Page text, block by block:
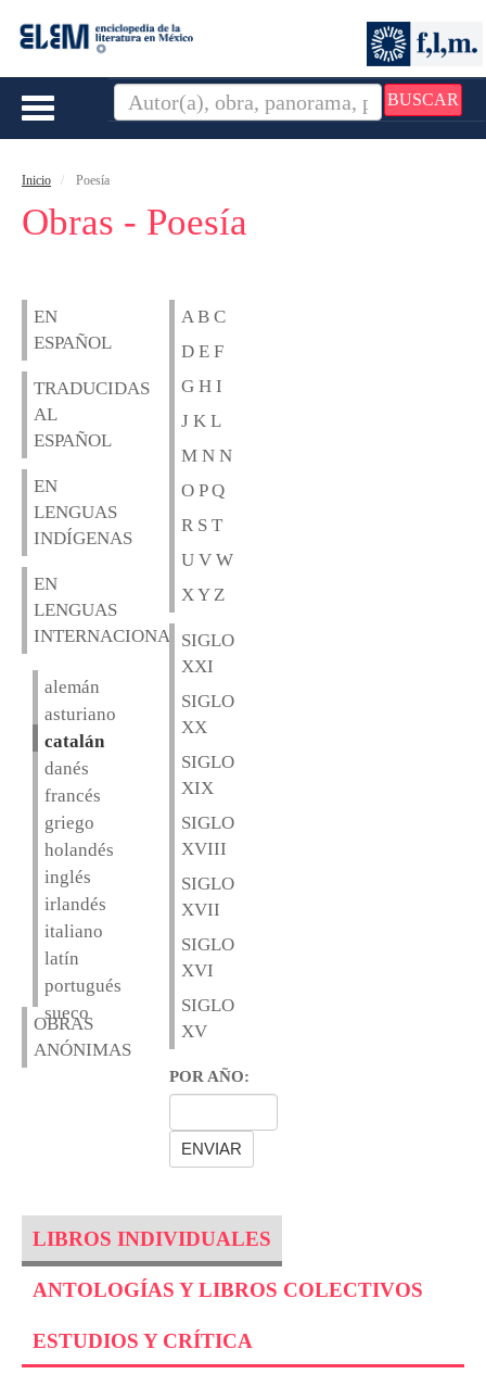
BUSCAR
Toggle
Inicio Poesía
Obras - Poesía
EN
ESPAÑOL
TRADUCIDAS
AL
ESPAÑOL
EN
LENGUAS
INDÍGENAS
EN
LENGUAS
INTERNACIONALES
alemán
asturiano
catalán
danés
francés
griego
holandés
inglés
irlandés
italiano
latín
portugués
sueco
OBRAS
ANÓNIMAS
A B C
D E F
G H I
J K L
M N N
O P Q
R S T
U V W
X Y Z
SIGLO
XXI
SIGLO
XX
SIGLO
XIX
SIGLO
XVIII
SIGLO
XVII
SIGLO
XVI
SIGLO
XV
POR AÑO:
LIBROS INDIVIDUALES
ANTOLOGÍAS Y LIBROS COLECTIVOS
ESTUDIOS Y CRÍTICA